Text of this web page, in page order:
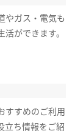
やガス・電気も
ができます。
すすめのご利用
立ち情報をご紹